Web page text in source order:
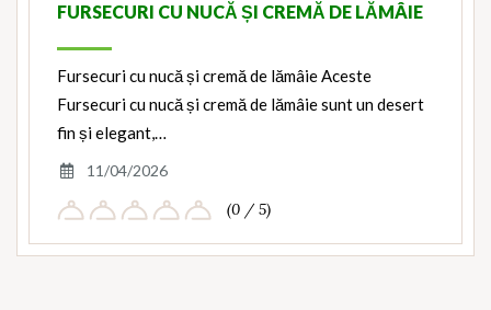
FURSECURI CU NUCĂ ȘI CREMĂ DE LĂMÂIE
Fursecuri cu nucă și cremă de lămâie Aceste
Fursecuri cu nucă și cremă de lămâie sunt un desert
fin și elegant,…
11/04/2026
(0 / 5)